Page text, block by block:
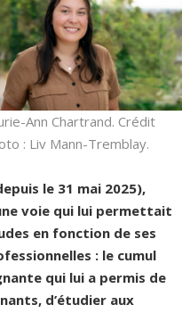
Ann Chartrand. Crédit
: Liv Mann-Tremblay.
le 31 mai 2025),
voie qui lui permettait
en fonction de ses
: le cumul
qui lui a permis de
d’étudier aux